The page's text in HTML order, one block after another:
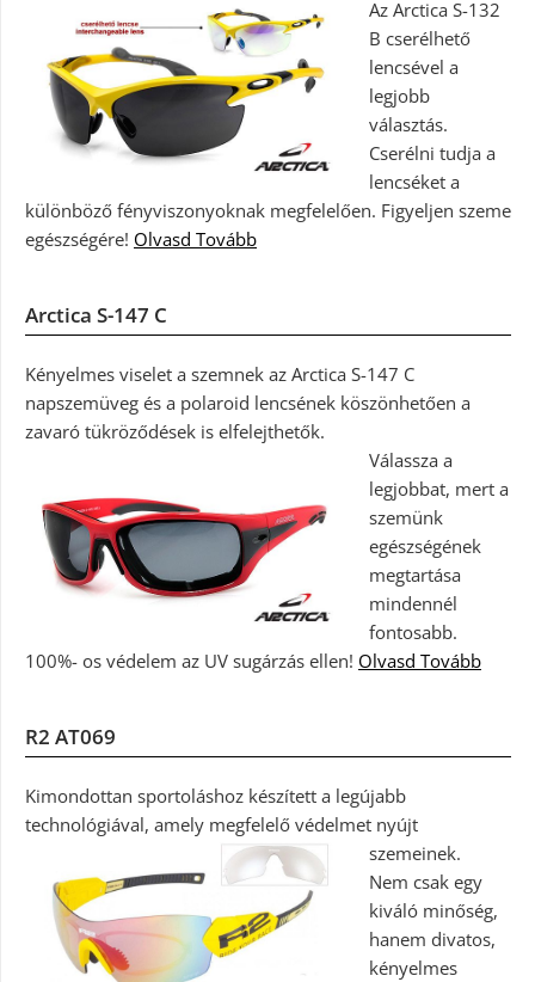
Az Arctica S-132
B cserélhető
lencsével a
legjobb
választás.
Cserélni tudja a
lencséket a
különböző fényviszonyoknak megfelelően. Figyeljen szeme
egészségére! Olvasd Tovább
Arctica S-147 C
Kényelmes viselet a szemnek az Arctica S-147 C
napszemüveg és a polaroid lencsének köszönhetően a
zavaró tükröződések is elfelejthetők.
Válassza a
legjobbat, mert a
szemünk
egészségének
megtartása
mindennél
fontosabb.
100%- os védelem az UV sugárzás ellen! Olvasd Tovább
R2 AT069
Kimondottan sportoláshoz készített a legújabb
technológiával, amely megfelelő védelmet nyújt
szemeinek.
Nem csak egy
kiváló minőség,
hanem divatos,
kényelmes